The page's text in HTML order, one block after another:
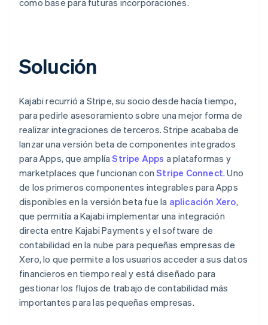
Solución
Kajabi recurrió a Stripe, su socio desde hacía tiempo,
para pedirle asesoramiento sobre una mejor forma de
realizar integraciones de terceros. Stripe acababa de
lanzar una versión beta de componentes integrados
para Apps, que amplíaStripe Apps a plataformas y
marketplaces que funcionan conStripe Connect. Uno
de los primeros componentes integrables para Apps
disponibles en la versión beta fue la aplicación Xero,
que permitía a Kajabi implementar una integración
directa entre Kajabi Payments y el software de
contabilidad en la nube para pequeñas empresas de
Xero, lo que permite a los usuarios acceder a sus datos
financieros en tiempo real y está diseñado para
gestionar los flujos de trabajo de contabilidad más
importantes para las pequeñas empresas.